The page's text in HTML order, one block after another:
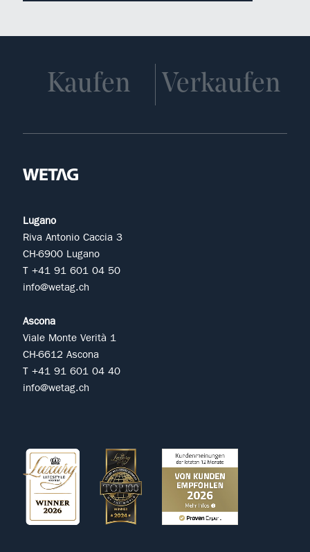
Kaufen Verkaufen
Lugano
Riva Antonio Caccia 3
CH-6900 Lugano
T +41 91 601 04 50
info@wetag.ch
Ascona
Viale Monte Verità 1
CH-6612 Ascona
T +41 91 601 04 40
info@wetag.ch